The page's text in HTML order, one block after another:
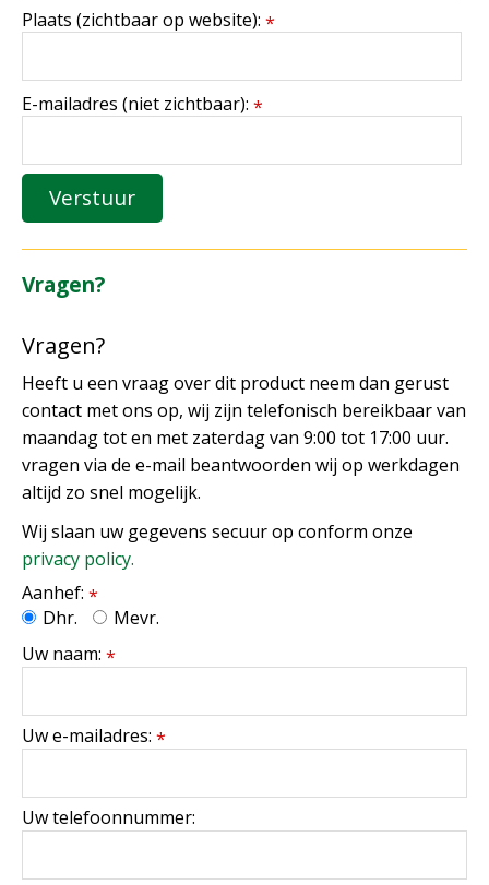
Plaats (zichtbaar op website): *
E-mailadres (niet zichtbaar): *
Vragen?
Vragen?
Heeft u een vraag over dit product neem dan gerust
contact met ons op, wij zijn telefonisch bereikbaar van
maandag tot en met zaterdag van 9:00 tot 17:00 uur.
vragen via de e-mail beantwoorden wij op werkdagen
altijd zo snel mogelijk.
Wij slaan uw gegevens secuur op conform onze
privacy policy.
Aanhef: *
Dhr.
Mevr.
Uw naam: *
Uw e-mailadres: *
Uw telefoonnummer: